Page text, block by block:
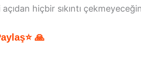
hiçbir sıkıntı
🙏